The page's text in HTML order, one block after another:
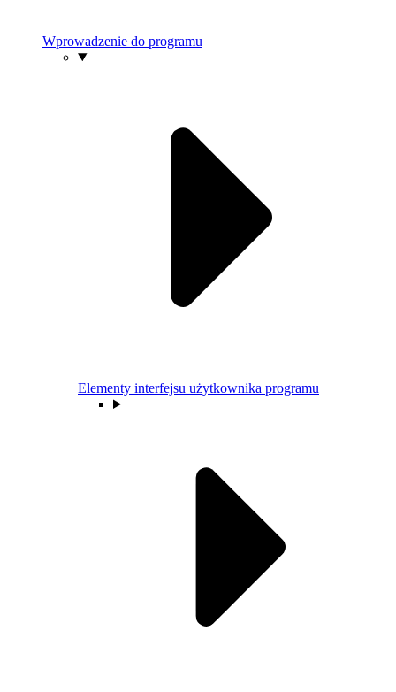
Wprowadzenie do programu
Elementy interfejsu użytkownika programu